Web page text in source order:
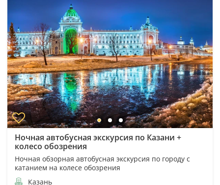
Ночная автобусная экскурсия по Казани +
колесо обозрения
Ночная обзорная автобусная экскурсия по городу с
катанием на колесе обозрения
Казань